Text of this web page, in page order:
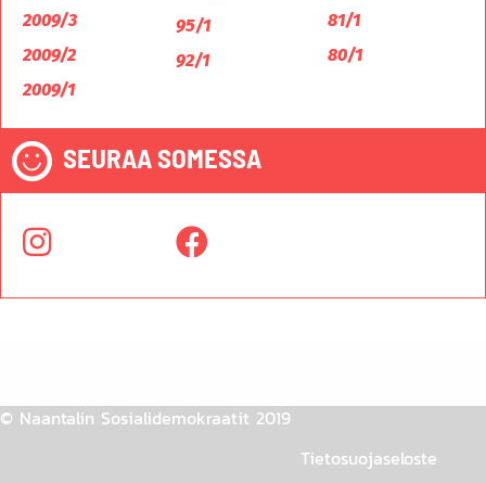
2009/3
2009/2
2009/1
95/1
92/1
81/1
80/1
SEURAA SOMESSA
© Naantalin Sosialidemokraatit 2019
Tietosuojaseloste